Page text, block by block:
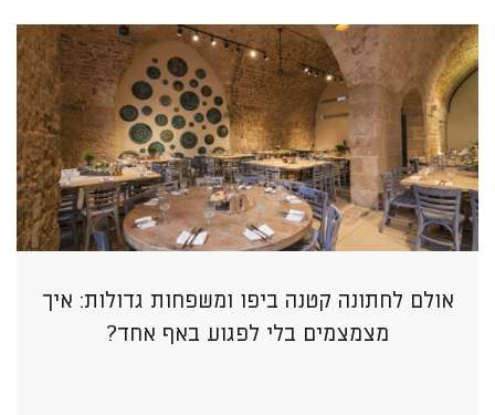
אולם לחתונה קטנה ביפו ומשפחות גדולות: איך
מצמצמים בלי לפגוע באף אחד?